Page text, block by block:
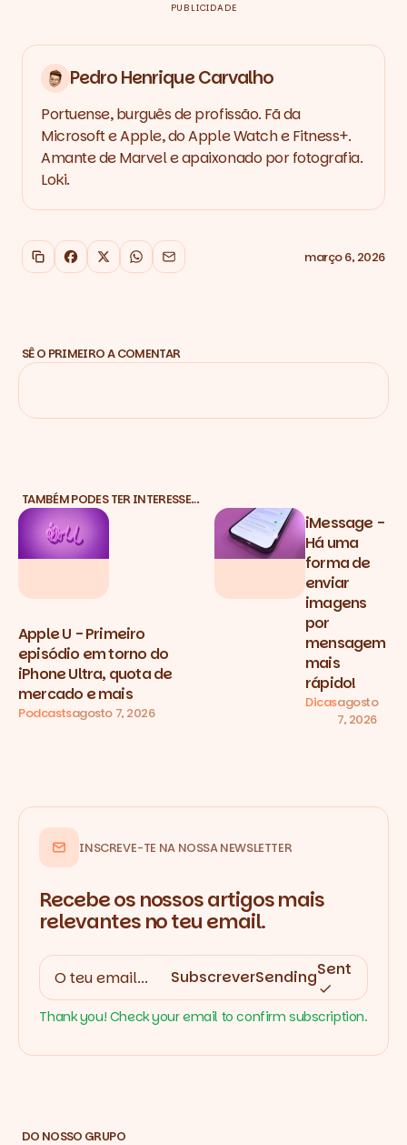
PUBLICIDADE
Pedro Henrique Carvalho
Portuense, burguês de profissão. Fã da
Microsoft e Apple, do Apple Watch e Fitness+.
Amante de Marvel e apaixonado por fotografia.
Loki.
Copiar link
Facebook
X WhatsApp
Email março 6, 2026
SÊ O PRIMEIRO A COMENTAR
TAMBÉM PODES TER INTERESSE…
Apple U - Primeiro
episódio em torno do
iPhone Ultra, quota de
mercado e mais
Podcastsagosto 7, 2026
iMessage -
Há uma
forma de
enviar
imagens
por
mensagem
mais
rápido!
Dicasagosto
7, 2026
INSCREVE-TE NA NOSSA NEWSLETTER
Recebe os nossos artigos mais
relevantes no teu email.
SubscreverSendingSent
Thank you! Check your email to confirm subscription.
DO NOSSO GRUPO